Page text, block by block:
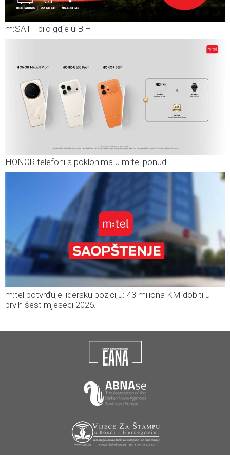
m:SAT - bilo gdje u BiH
HONOR telefoni s poklonima u m:tel ponudi
m:tel potvrđuje lidersku poziciju: 43 miliona KM dobiti u
prvih šest mjeseci 2026.